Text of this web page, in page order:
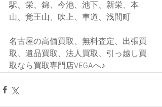
駅、栄、錦、今池、池下、新栄、本
山、覚王山、吹上、車道、浅間町
名古屋の高価買取、無料査定、出張買
取、遺品買取、法人買取、引っ越し買
取なら買取専門店VEGAへ♪